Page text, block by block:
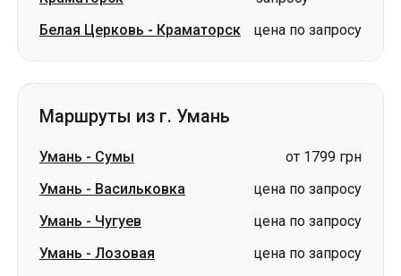
Белая Церковь - Краматорск цена по запросу
Маршруты из г. Умань
Умань - Сумы
от 1799 грн
Умань - Васильковка
цена по запросу
Умань - Чугуев
цена по запросу
Умань - Лозовая
цена по запросу